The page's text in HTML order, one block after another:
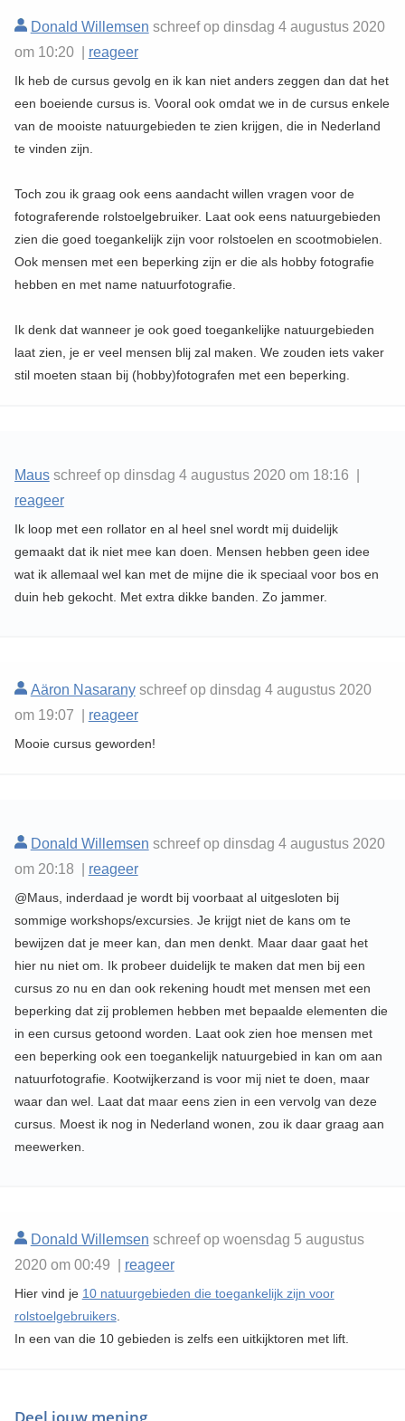
Donald Willemsen schreef op dinsdag 4 augustus 2020
om 10:20 | reageer
Ik heb de cursus gevolg en ik kan niet anders zeggen dan dat het
een boeiende cursus is. Vooral ook omdat we in de cursus enkele
van de mooiste natuurgebieden te zien krijgen, die in Nederland
te vinden zijn.
Toch zou ik graag ook eens aandacht willen vragen voor de
fotograferende rolstoelgebruiker. Laat ook eens natuurgebieden
zien die goed toegankelijk zijn voor rolstoelen en scootmobielen.
Ook mensen met een beperking zijn er die als hobby fotografie
hebben en met name natuurfotografie.
Ik denk dat wanneer je ook goed toegankelijke natuurgebieden
laat zien, je er veel mensen blij zal maken. We zouden iets vaker
stil moeten staan bij (hobby)fotografen met een beperking.
Mausschreef op dinsdag 4 augustus 2020 om 18:16 |
reageer
Ik loop met een rollator en al heel snel wordt mij duidelijk
gemaakt dat ik niet mee kan doen. Mensen hebben geen idee
wat ik allemaal wel kan met de mijne die ik speciaal voor bos en
duin heb gekocht. Met extra dikke banden. Zo jammer.
Aäron Nasaranyschreef op dinsdag 4 augustus 2020
om 19:07 | reageer
Mooie cursus geworden!
Donald Willemsen schreef op dinsdag 4 augustus 2020
om 20:18 | reageer
@Maus, inderdaad je wordt bij voorbaat al uitgesloten bij
sommige workshops/excursies. Je krijgt niet de kans om te
bewijzen dat je meer kan, dan men denkt. Maar daar gaat het
hier nu niet om. Ik probeer duidelijk te maken dat men bij een
cursus zo nu en dan ook rekening houdt met mensen met een
beperking dat zij problemen hebben met bepaalde elementen die
in een cursus getoond worden. Laat ook zien hoe mensen met
een beperking ook een toegankelijk natuurgebied in kan om aan
natuurfotografie. Kootwijkerzand is voor mij niet te doen, maar
waar dan wel. Laat dat maar eens zien in een vervolg van deze
cursus. Moest ik nog in Nederland wonen, zou ik daar graag aan
meewerken.
Donald Willemsen schreef op woensdag 5 augustus
2020 om 00:49 | reageer
Hier vind je 10 natuurgebieden die toegankelijk zijn voor
rolstoelgebruikers.
In een van die 10 gebieden is zelfs een uitkijktoren met lift.
Deel jouw mening